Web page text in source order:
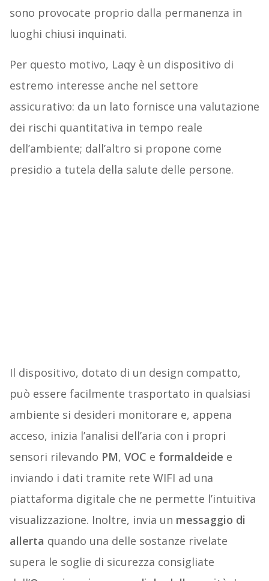
sono provocate proprio dalla permanenza in
luoghi chiusi inquinati.
Per questo motivo, Laqy è un dispositivo di
estremo interesse anche nel settore
assicurativo: da un lato fornisce una valutazione
dei rischi quantitativa in tempo reale
dell’ambiente; dall’altro si propone come
presidio a tutela della salute delle persone.
Il dispositivo, dotato di un design compatto,
può essere facilmente trasportato in qualsiasi
ambiente si desideri monitorare e, appena
acceso, inizia l’analisi dell’aria con i propri
sensori rilevando PM, VOC e formaldeide e
inviando i dati tramite rete WIFI ad una
piattaforma digitale che ne permette l’intuitiva
visualizzazione. Inoltre, invia un messaggio di
allerta quando una delle sostanze rivelate
supera le soglie di sicurezza consigliate